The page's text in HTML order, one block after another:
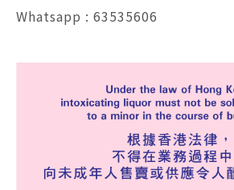
Whatsapp : 63535606